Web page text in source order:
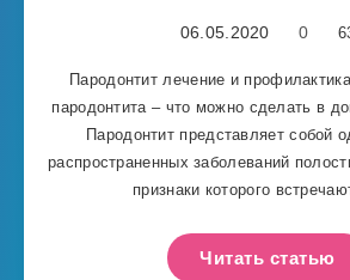
06.05.2020 0
Пародонтит лечение и
пародонтита – что можно сделать в
Пародонтит представляет собой
распространенных заболеваний
признаки которого
Читать статью